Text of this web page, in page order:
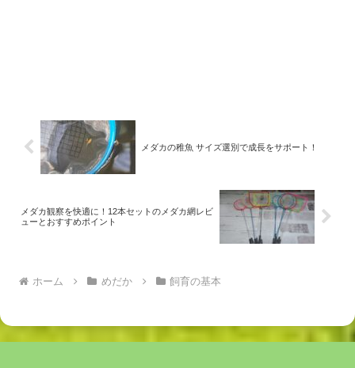
メダカの稚魚 サイズ選別で成長をサポート！
メダカ観察を快適に！12本セットのメダカ網レビ
ューとおすすめポイント
ホーム めだか 飼育の基本